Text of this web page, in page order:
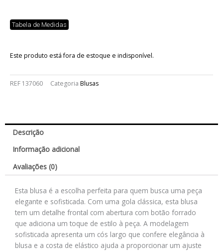
Tabela de Medidas
Este produto está fora de estoque e indisponível.
REF 137060 Categoria Blusas
Descrição
Informação adicional
Avaliações (0)
Esta blusa é a escolha perfeita para quem busca uma peça
elegante e sofisticada. Com uma gola clássica, esta blusa
tem um detalhe frontal com abertura com botão forrado
que adiciona um toque de estilo à peça. A modelagem
sofisticada apresenta um cós largo que confere elegância à
blusa e a costa de elástico ajuda a proporcionar um ajuste